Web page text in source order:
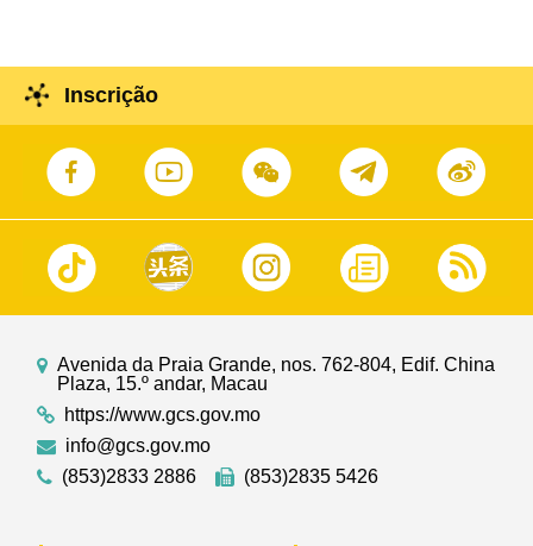
Inscrição
Avenida da Praia Grande, nos. 762-804, Edif. China
Plaza, 15.º andar, Macau
https://www.gcs.gov.mo
info@gcs.gov.mo
(853)2833 2886
(853)2835 5426